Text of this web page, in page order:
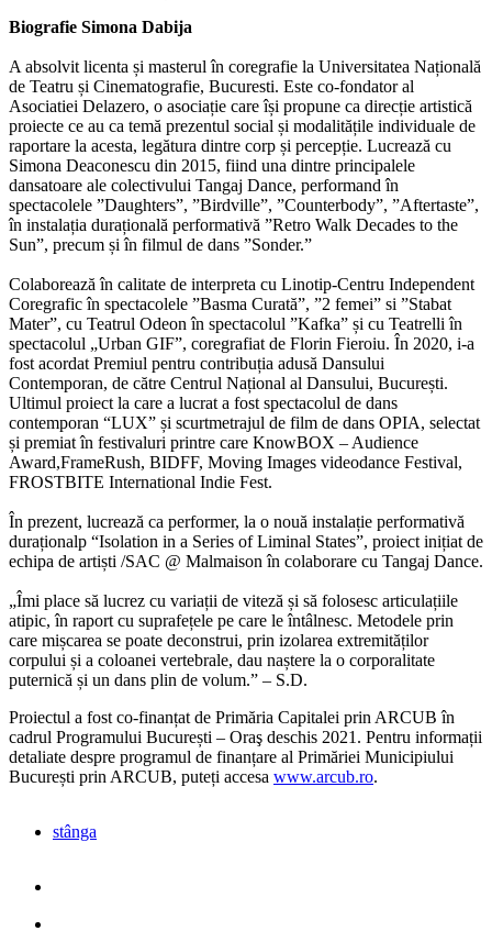
Biografie Simona Dabija
A absolvit licenta și masterul în coregrafie la Universitatea Națională
de Teatru și Cinematografie, Bucuresti. Este co-fondator al
Asociatiei Delazero, o asociație care își propune ca direcție artistică
proiecte ce au ca temă prezentul social și modalitățile individuale de
raportare la acesta, legătura dintre corp și percepție. Lucrează cu
Simona Deaconescu din 2015, fiind una dintre principalele
dansatoare ale colectivului Tangaj Dance, performand în
spectacolele ”Daughters”, ”Birdville”, ”Counterbody”, ”Aftertaste”,
în instalația durațională performativă ”Retro Walk Decades to the
Sun”, precum și în filmul de dans ”Sonder.”
Colaborează în calitate de interpreta cu Linotip-Centru Independent
Coregrafic în spectacolele ”Basma Curată”, ”2 femei” si ”Stabat
Mater”, cu Teatrul Odeon în spectacolul ”Kafka” și cu Teatrelli în
spectacolul „Urban GIF”, coregrafiat de Florin Fieroiu. În 2020, i-a
fost acordat Premiul pentru contribuția adusă Dansului
Contemporan, de către Centrul Național al Dansului, București.
Ultimul proiect la care a lucrat a fost spectacolul de dans
contemporan “LUX” și scurtmetrajul de film de dans OPIA, selectat
și premiat în festivaluri printre care KnowBOX – Audience
Award,FrameRush, BIDFF, Moving Images videodance Festival,
FROSTBITE International Indie Fest.
În prezent, lucrează ca performer, la o nouă instalație performativă
duraționalp “Isolation in a Series of Liminal States”, proiect inițiat de
echipa de artiști /SAC @ Malmaison în colaborare cu Tangaj Dance.
„Îmi place să lucrez cu variații de viteză și să folosesc articulațiile
atipic, în raport cu suprafețele pe care le întâlnesc. Metodele prin
care mișcarea se poate deconstrui, prin izolarea extremităților
corpului și a coloanei vertebrale, dau naștere la o corporalitate
puternică și un dans plin de volum.” – S.D.
Proiectul a fost co-finanțat de Primăria Capitalei prin ARCUB în
cadrul Programului București – Oraş deschis 2021. Pentru informații
detaliate despre programul de finanțare al Primăriei Municipiului
București prin ARCUB, puteți accesa www.arcub.ro.
stânga